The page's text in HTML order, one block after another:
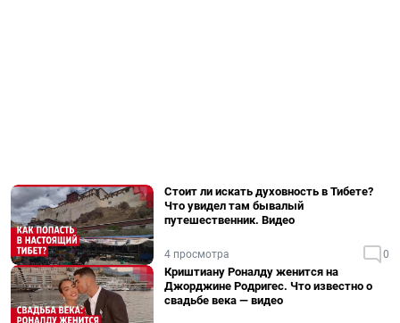
Стоит ли искать духовность в Тибете?
Что увидел там бывалый
путешественник. Видео
4 просмотра 0
Криштиану Роналду женится на
Джорджине Родригес. Что известно о
свадьбе века — видео